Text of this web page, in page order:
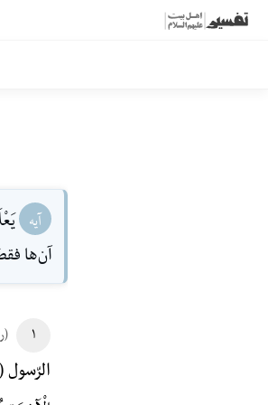
آیه
آن‌ها
۱
الرّسول